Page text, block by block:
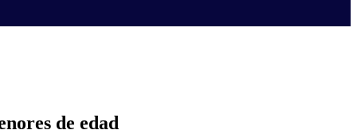
de edad